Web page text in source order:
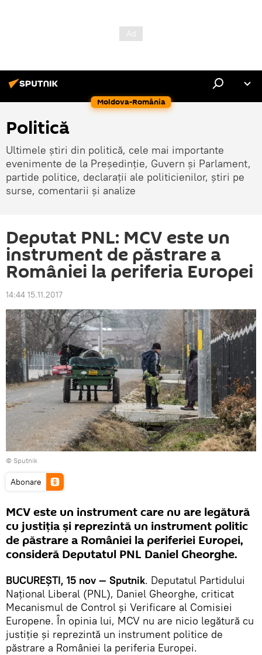
Moldova-România
Politică
Ultimele știri din politică, cele mai importante
evenimente de la Președinție, Guvern și Parlament,
partide politice, declarații ale politicienilor, știri pe
surse, comentarii și analize
Deputat PNL: MCV este un
instrument de păstrare a
României la periferia Europei
14:44 15.11.2017
© Sputnik
Abonare
MCV este un instrument care nu are legătură
cu justiția și reprezintă un instrument politic
de păstrare a României la periferiei Europei,
consideră Deputatul PNL Daniel Gheorghe.
BUCUREȘTI, 15 nov — Sputnik. Deputatul Partidului
Național Liberal (PNL), Daniel Gheorghe, criticat
Mecanismul de Control și Verificare al Comisiei
Europene. În opinia lui, MCV nu are nicio legătură cu
justiție și reprezintă un instrument politice de
păstrare a României la periferia Europei.